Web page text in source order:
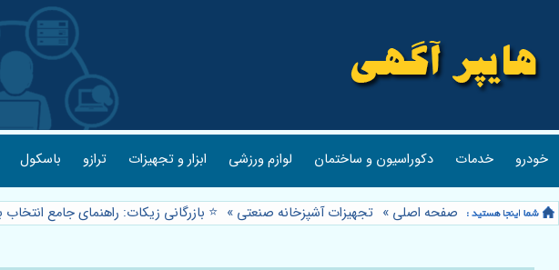
خودرو خدمات دکوراسیون و ساختمان لوازم ورزشی ابزار و تجهیزات ترازو باسکول
صفحه اصلی » تجهیزات آشپزخانه صنعتی » ⭐️ بازرگانی زیکات: راهنمای جامع